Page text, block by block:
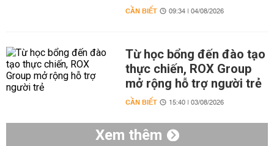
CẦN BIẾT 09:34 | 04/08/2026
Từ học bổng đến đào tạo
thực chiến, ROX Group
mở rộng hỗ trợ người trẻ
CẦN BIẾT 15:40 | 03/08/2026
Xem thêm